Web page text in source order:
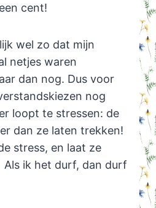
cent!
wel zo dat mijn
netjes waren
dan nog. Dus voor
nog
loopt te stressen: de
dan ze laten trekken!
stress, en laat ze
ik het durf, dan durf